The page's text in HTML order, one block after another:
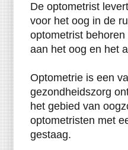
De optometrist
voor het oog in de
optometrist
aan het oog en het
Optometrie is een
gezondheidszorg
het gebied van
optometristen met
gestaag.